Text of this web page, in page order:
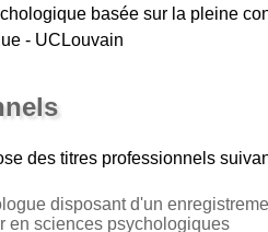
basée sur la pleine
- UCLouvain
des titres professionnels
disposant d'un
en sciences psychologiques